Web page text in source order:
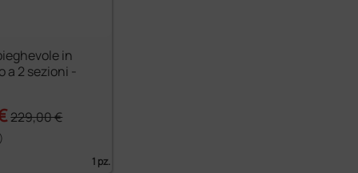
in
a 2 sezioni -
229,00 €
1 pz.